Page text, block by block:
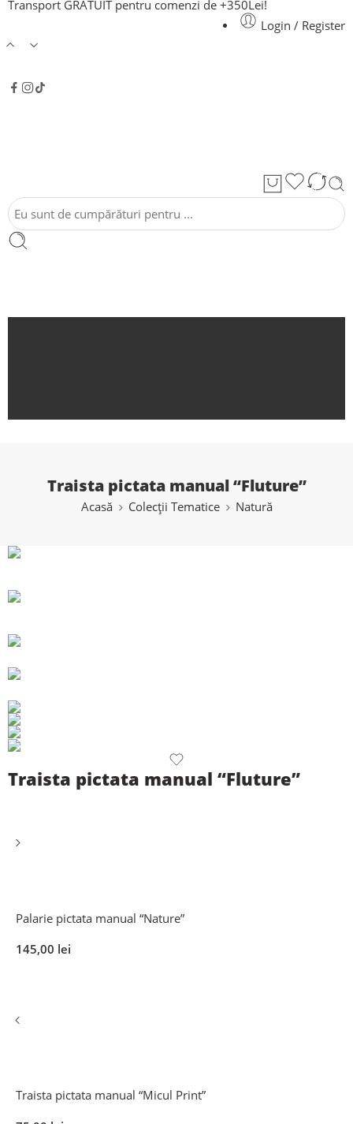
Transport GRATUIT pentru comenzi de +350Lei!
Login / Register
Traista pictata manual “Fluture”
Acasă Colecții Tematice Natură
Traista pictata manual “Fluture”
Palarie pictata manual “Nature”
145,00 lei
Traista pictata manual “Micul Print”